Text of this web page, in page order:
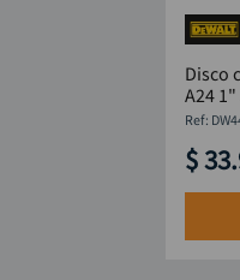
Disco
A24 1"
:
$33.